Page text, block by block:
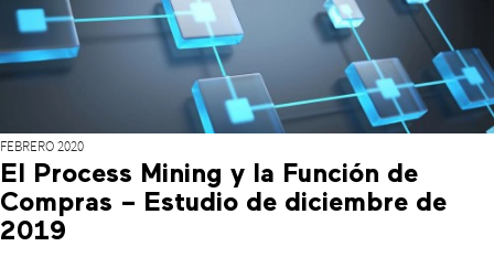
FEBRERO 2020
El Process Mining y la Función de
Compras – Estudio de diciembre de
2019